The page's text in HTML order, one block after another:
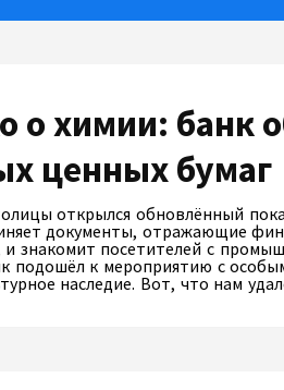
о химии: банк
ценных бумаг
открылся обновлённый
документы, отражающие
и знакомит посетителей с
подошёл к мероприятию с
наследие. Вот, что нам